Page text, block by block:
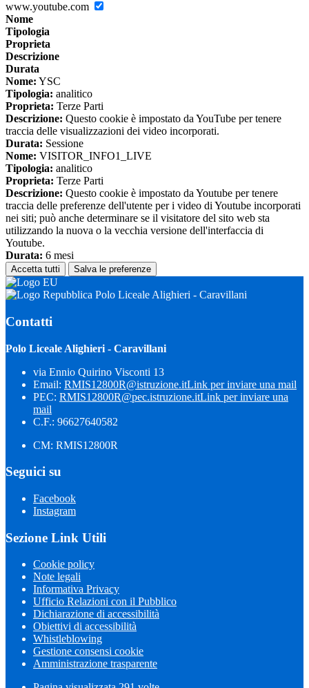
www.youtube.com
Nome
Tipologia
Proprieta
Descrizione
Durata
Nome: YSC
Tipologia: analitico
Proprieta: Terze Parti
Descrizione: Questo cookie è impostato da YouTube per tenere
traccia delle visualizzazioni dei video incorporati.
Durata: Sessione
Nome: VISITOR_INFO1_LIVE
Tipologia: analitico
Proprieta: Terze Parti
Descrizione: Questo cookie è impostato da Youtube per tenere
traccia delle preferenze dell'utente per i video di Youtube incorporati
nei siti; può anche determinare se il visitatore del sito web sta
utilizzando la nuova o la vecchia versione dell'interfaccia di
Youtube.
Durata: 6 mesi
Accetta tutti Salva le preferenze
Polo Liceale Alighieri - Caravillani
Contatti
Polo Liceale Alighieri - Caravillani
via Ennio Quirino Visconti 13
Email: RMIS12800R@istruzione.itLink per inviare una mail
PEC: RMIS12800R@pec.istruzione.itLink per inviare una
mail
C.F.: 96627640582
CM: RMIS12800R
Seguici su
Facebook
Instagram
Sezione Link Utili
Cookie policy
Note legali
Informativa Privacy
Ufficio Relazioni con il Pubblico
Dichiarazione di accessibilità
Obiettivi di accessibilità
Whistleblowing
Gestione consensi cookie
Amministrazione trasparente